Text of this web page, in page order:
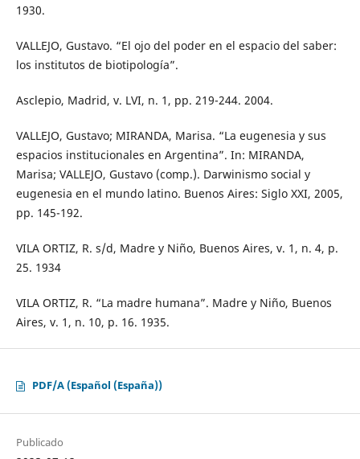
1930.
VALLEJO, Gustavo. “El ojo del poder en el espacio del saber:
los institutos de biotipología”.
Asclepio, Madrid, v. LVI, n. 1, pp. 219-244. 2004.
VALLEJO, Gustavo; MIRANDA, Marisa. “La eugenesia y sus
espacios institucionales en Argentina”. In: MIRANDA,
Marisa; VALLEJO, Gustavo (comp.). Darwinismo social y
eugenesia en el mundo latino. Buenos Aires: Siglo XXI, 2005,
pp. 145-192.
VILA ORTIZ, R. s/d, Madre y Niño, Buenos Aires, v. 1, n. 4, p.
25. 1934
VILA ORTIZ, R. “La madre humana”. Madre y Niño, Buenos
Aires, v. 1, n. 10, p. 16. 1935.
PDF/A (Español (España))
Publicado